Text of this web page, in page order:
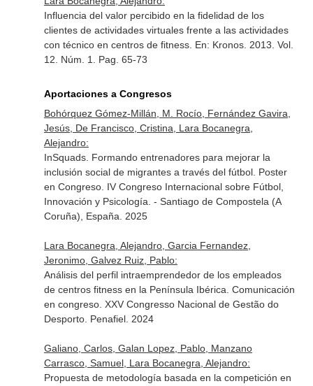
Influencia del valor percibido en la fidelidad de los
clientes de actividades virtuales frente a las actividades
con técnico en centros de fitness. En: Kronos. 2013. Vol.
12. Núm. 1. Pag. 65-73
Aportaciones a Congresos
Bohórquez Gómez-Millán, M. Rocío, Fernández Gavira,
Jesús, De Francisco, Cristina, Lara Bocanegra,
Alejandro:
InSquads. Formando entrenadores para mejorar la
inclusión social de migrantes a través del fútbol. Poster
en Congreso. IV Congreso Internacional sobre Fútbol,
Innovación y Psicología. - Santiago de Compostela (A
Coruña), España. 2025
Lara Bocanegra, Alejandro, Garcia Fernandez,
Jeronimo, Galvez Ruiz, Pablo:
Análisis del perfil intraemprendedor de los empleados
de centros fitness en la Península Ibérica. Comunicación
en congreso. XXV Congresso Nacional de Gestão do
Desporto. Penafiel. 2024
Galiano, Carlos, Galan Lopez, Pablo, Manzano
Carrasco, Samuel, Lara Bocanegra, Alejandro:
Propuesta de metodología basada en la competición en